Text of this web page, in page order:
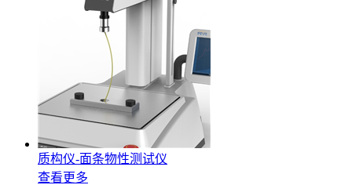
质构仪-面条物性测试仪
查看更多